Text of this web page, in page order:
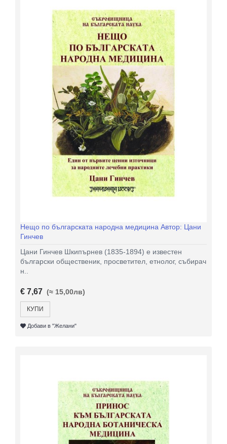
Нещо по българската народна медицина Автор: Цани
Гинчев
Цани Гинчев Шкипърнев (1835-1894) е известен
български общественик, просветител, етнолог, събирач
н..
€ 7,67 (≈ 15,00лв)
КУПИ
Добави в "Желани"